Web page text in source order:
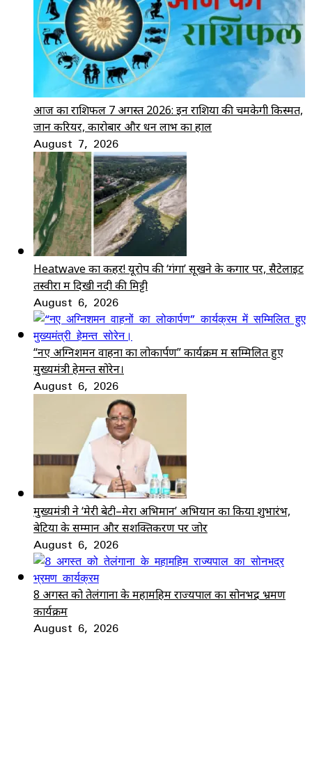
आज का राशिफल 7 अगस्त 2026: इन राशियों की चमकेगी किस्मत,
जानें करियर, कारोबार और धन लाभ का हाल
August 7, 2026
Heatwave का कहर! यूरोप की ‘गंगा’ सूखने के कगार पर, सैटेलाइट
तस्वीरों में दिखी नदी की मिट्टी
August 6, 2026
“नए अग्निशमन वाहनों का लोकार्पण” कार्यक्रम में सम्मिलित हुए
मुख्यमंत्री हेमन्त सोरेन।
August 6, 2026
मुख्यमंत्री ने ‘मेरी बेटी–मेरा अभिमान’ अभियान का किया शुभारंभ,
बेटियों के सम्मान और सशक्तिकरण पर जोर
August 6, 2026
8 अगस्त को तेलंगाना के महामहिम राज्यपाल का सोनभद्र भ्रमण
कार्यक्रम
August 6, 2026